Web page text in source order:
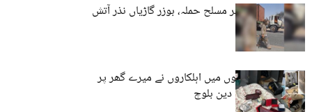
نوشکی: فورسز پر مسلح حملہ، بوزر گاڑیاں نذر آتش
رات گئے 22 گاڑیوں میں اہلکاروں نے میرے گھر پر
چھاپہ مارا۔ سمی دین بلوچ